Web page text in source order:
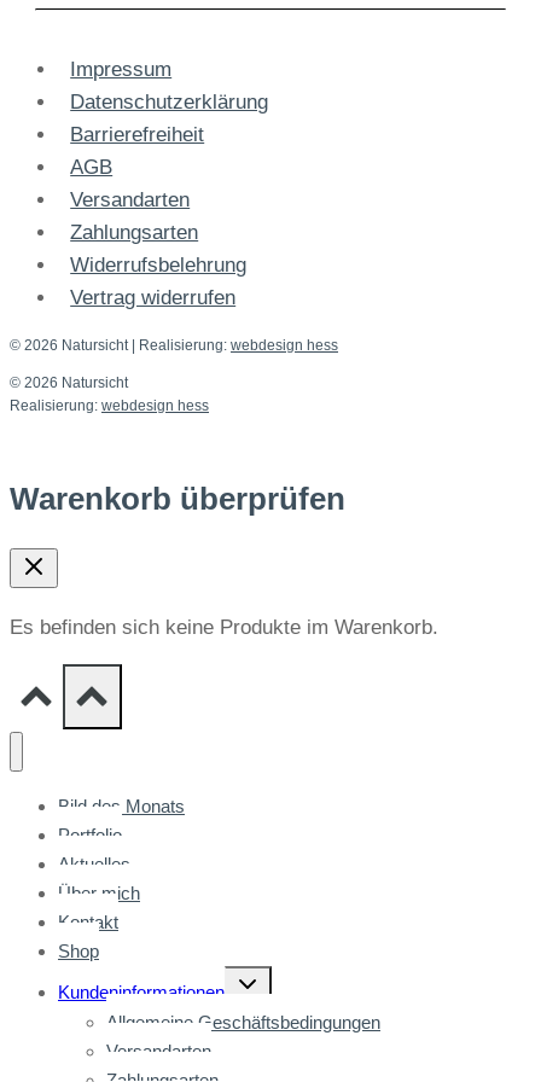
Impressum
Datenschutzerklärung
Barrierefreiheit
AGB
Versandarten
Zahlungsarten
Widerrufsbelehrung
Vertrag widerrufen
© 2026 Natursicht | Realisierung: webdesign hess
© 2026 Natursicht
Realisierung: webdesign hess
Warenkorb überprüfen
Es befinden sich keine Produkte im Warenkorb.
Bild des Monats
Portfolio
Aktuelles
Über mich
Kontakt
Shop
Kundeninformationen
Untermenü
umschalten
Allgemeine Geschäftsbedingungen
Versandarten